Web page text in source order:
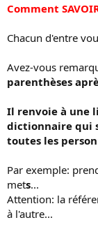
Comment
Chacun d'entre
Avez-vous
parenthèses
Il renvoie à une
dictionnaire qui
toutes les
Par exemple:
mets...
Attention: la
à l'autre...